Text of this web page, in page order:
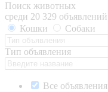
Поиск животных
среди 20 329 объявлений
Кошки
Собаки
Тип объявления
Все объявления